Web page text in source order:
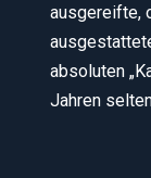
ausgereifte,
absoluten
Jahren